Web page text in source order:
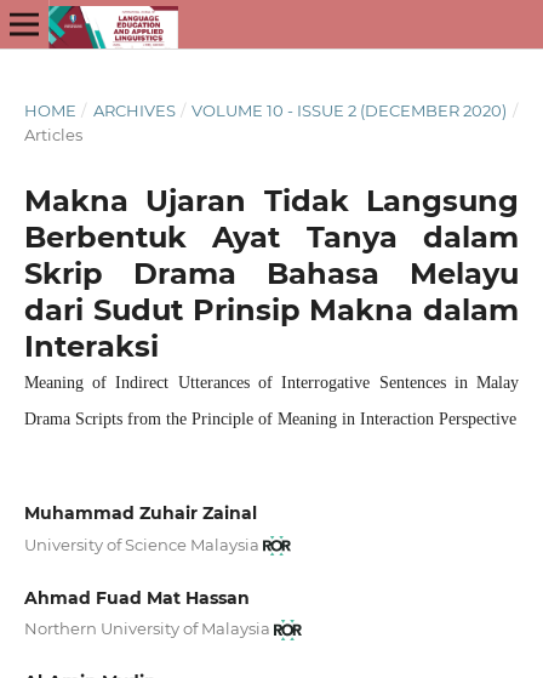
HOME / ARCHIVES / VOLUME 10 - ISSUE 2 (DECEMBER 2020) /
Articles
Makna Ujaran Tidak Langsung
Berbentuk Ayat Tanya dalam
Skrip Drama Bahasa Melayu
dari Sudut Prinsip Makna dalam
Interaksi
Meaning of Indirect Utterances of Interrogative Sentences in Malay
Drama Scripts from the Principle of Meaning in Interaction Perspective
Muhammad Zuhair Zainal
University of Science Malaysia
Ahmad Fuad Mat Hassan
Northern University of Malaysia